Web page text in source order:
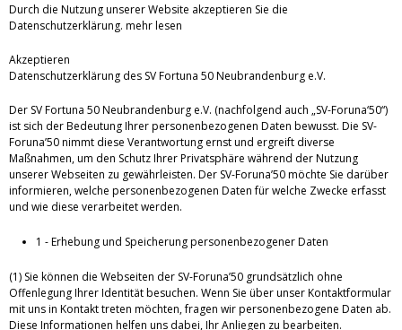
Durch die Nutzung unserer Website akzeptieren Sie die
Datenschutzerklärung. mehr lesen
Akzeptieren
Datenschutzerklärung des SV Fortuna 50 Neubrandenburg e.V.
Der SV Fortuna 50 Neubrandenburg e.V. (nachfolgend auch „SV-Foruna‘50“)
ist sich der Bedeutung Ihrer personenbezogenen Daten bewusst. Die SV-
Foruna’50 nimmt diese Verantwortung ernst und ergreift diverse
Maßnahmen, um den Schutz Ihrer Privatsphäre während der Nutzung
unserer Webseiten zu gewährleisten. Der SV-Foruna’50 möchte Sie darüber
informieren, welche personenbezogenen Daten für welche Zwecke erfasst
und wie diese verarbeitet werden.
1 - Erhebung und Speicherung personenbezogener Daten
(1) Sie können die Webseiten der SV-Foruna’50 grundsätzlich ohne
Offenlegung Ihrer Identität besuchen. Wenn Sie über unser Kontaktformular
mit uns in Kontakt treten möchten, fragen wir personenbezogene Daten ab.
Diese Informationen helfen uns dabei, Ihr Anliegen zu bearbeiten.